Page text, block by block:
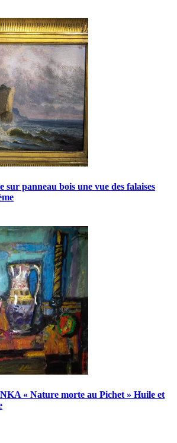
sur panneau bois une vue des falaises
« Nature morte au Pichet » Huile et